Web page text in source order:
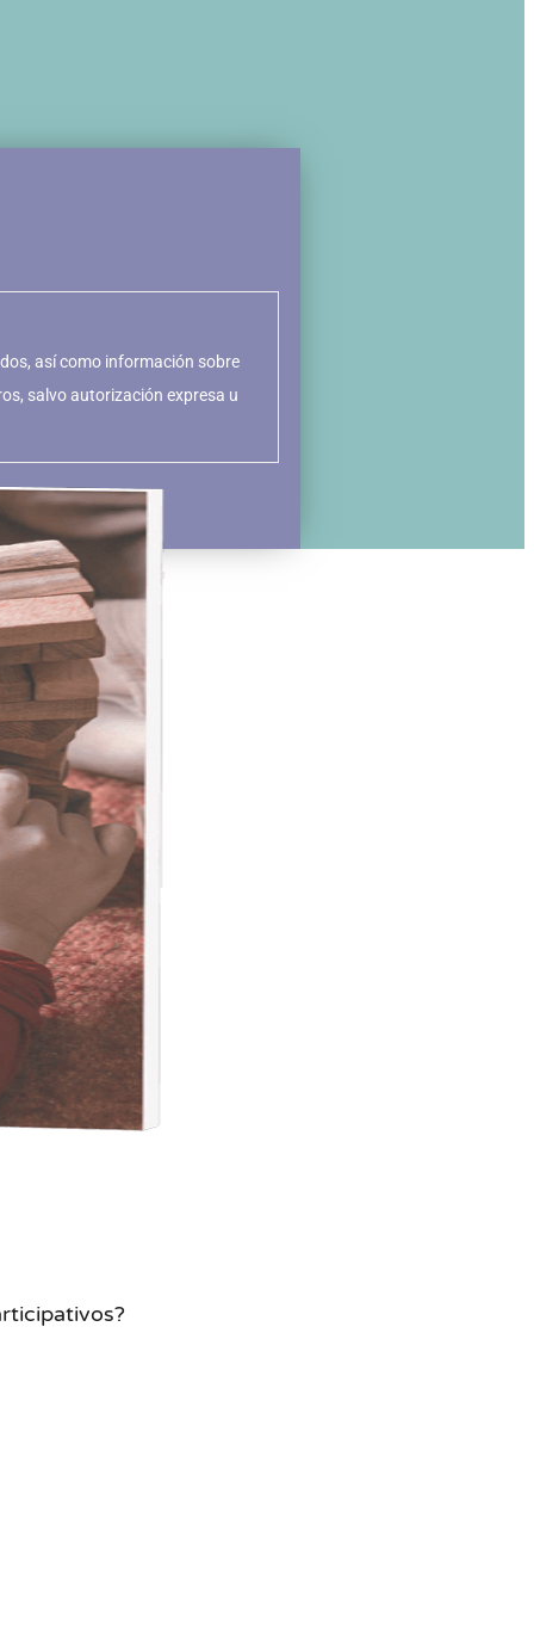
así como información sobre
salvo autorización expresa u